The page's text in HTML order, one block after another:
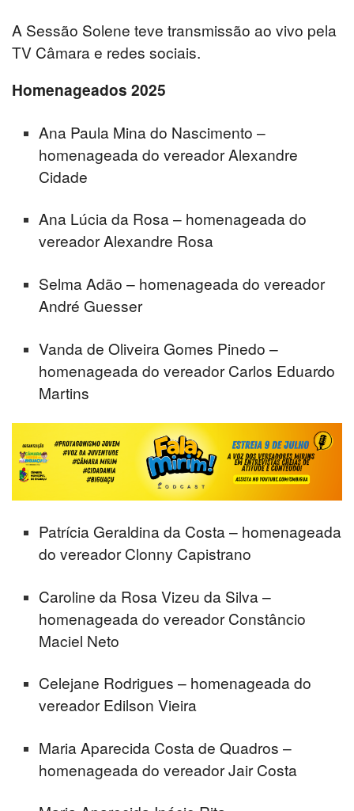
A Sessão Solene teve transmissão ao vivo pela
TV Câmara e redes sociais.
Homenageados 2025
Ana Paula Mina do Nascimento –
homenageada do vereador Alexandre
Cidade
Ana Lúcia da Rosa – homenageada do
vereador Alexandre Rosa
Selma Adão – homenageada do vereador
André Guesser
Vanda de Oliveira Gomes Pinedo –
homenageada do vereador Carlos Eduardo
Martins
Patrícia Geraldina da Costa – homenageada
do vereador Clonny Capistrano
Caroline da Rosa Vizeu da Silva –
homenageada do vereador Constâncio
Maciel Neto
Celejane Rodrigues – homenageada do
vereador Edilson Vieira
Maria Aparecida Costa de Quadros –
homenageada do vereador Jair Costa